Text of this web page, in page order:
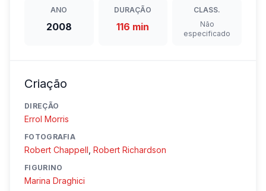
ANO
2008
DURAÇÃO
116 min
CLASS.
Não
especificado
Criação
DIREÇÃO
Errol Morris
FOTOGRAFIA
Robert Chappell Robert Richardson
FIGURINO
Marina Draghici